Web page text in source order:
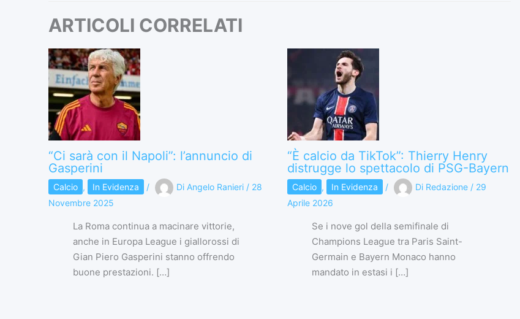
ARTICOLI CORRELATI
“Ci sarà con il Napoli”: l’annuncio di
Gasperini
Calcio , In Evidenza / Di Angelo Ranieri / 28
Novembre 2025
La Roma continua a macinare vittorie,
anche in Europa League i giallorossi di
Gian Piero Gasperini stanno offrendo
buone prestazioni. […]
“È calcio da TikTok”: Thierry Henry
distrugge lo spettacolo di PSG-Bayern
Calcio , In Evidenza / Di Redazione / 29
Aprile 2026
Se i nove gol della semifinale di
Champions League tra Paris Saint-
Germain e Bayern Monaco hanno
mandato in estasi i […]